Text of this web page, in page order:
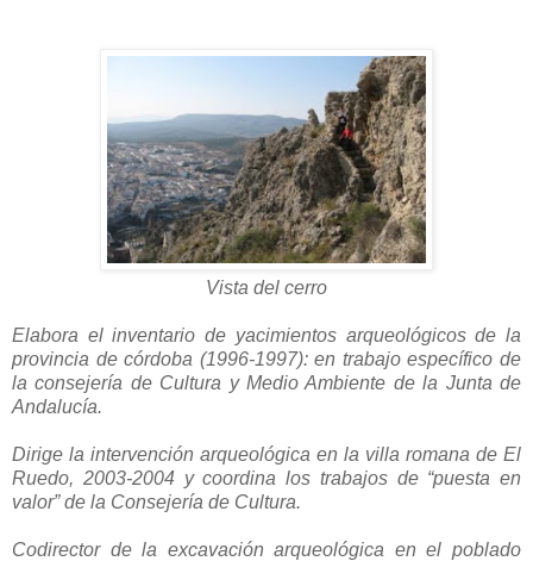
Vista del cerro
Elabora el inventario de yacimientos arqueológicos de la
provincia de córdoba (1996-1997): en trabajo específico de
la consejería de Cultura y Medio Ambiente de la Junta de
Andalucía.
Dirige la intervención arqueológica en la villa romana de El
Ruedo, 2003-2004 y coordina los trabajos de “puesta en
valor” de la Consejería de Cultura.
Codirector de la excavación arqueológica en el poblado